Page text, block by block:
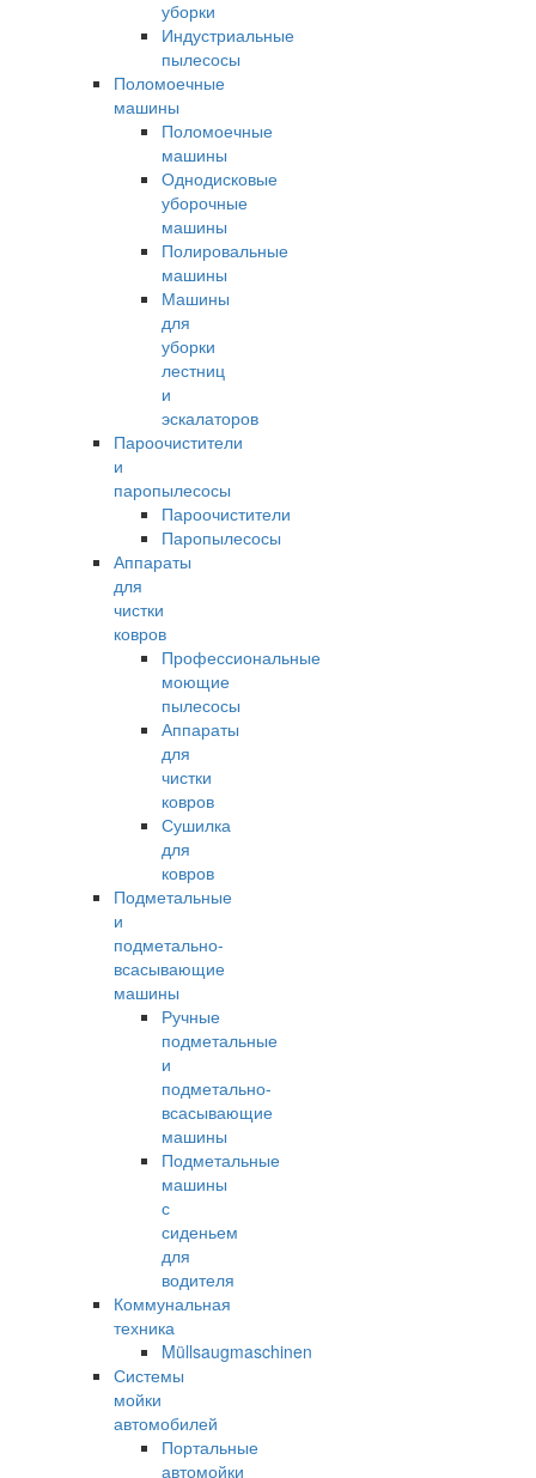
уборки
Индустриальные
пылесосы
Поломоечные
машины
Поломоечные
машины
Однодисковые
уборочные
машины
Полировальные
машины
Машины
для
уборки
лестниц
и
эскалаторов
Пароочистители
и
паропылесосы
Пароочистители
Паропылесосы
Аппараты
для
чистки
ковров
Профессиональные
моющие
пылесосы
Аппараты
для
чистки
ковров
Сушилка
для
ковров
Подметальные
и
подметально-
всасывающие
машины
Ручные
подметальные
и
подметально-
всасывающие
машины
Подметальные
машины
с
сиденьем
для
водителя
Коммунальная
техника
Müllsaugmaschinen
Системы
мойки
автомобилей
Портальные
автомойки